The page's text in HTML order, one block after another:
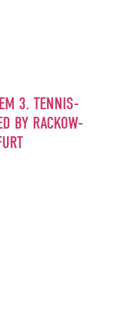
3. TENNIS-
BY RACKOW-